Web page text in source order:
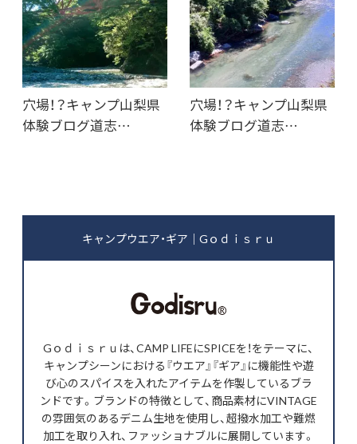
穴場！？キャンプ山梨県
体験ブログ道志…
穴場！？キャンプ山梨県
体験ブログ道志…
キャンプウエア・ギア｜Gｏｄｉｓｒｕ
Gｏｄｉｓｒｕは、CAMP LIFEにSPICEを！をテーマに、
キャンプシーンにおける『ウエア』『ギア』に機能性や遊
び心のスパイスを入れたアイテムを作製しているブラ
ンドです。ブランドの特徴として、商品素材にVINTAGE
の雰囲気のあるデニム生地を使用し、超撥水加工や難燃
加工を取り入れ、ファッショナブルに展開しています。